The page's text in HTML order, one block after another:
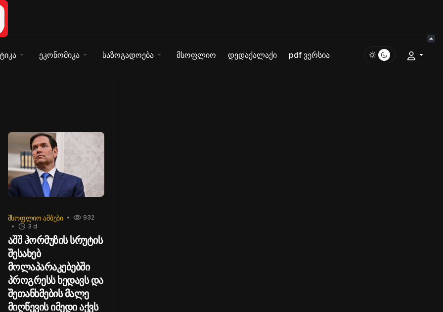
ეკონომიკა საზოგადოება მსოფლიო დედაქალაქი pdf ვერსია
ᲛᲡᲝᲤᲚᲘᲝ ᲐᲛᲑᲔᲑᲘ
3 d
932
აშშ ჰორმუზის სრუტის
შესახებ
მოლაპარაკებებში
პროგრესს ხედავს და
შეთანხმების მალე
მიღწევის იმედი აქვს